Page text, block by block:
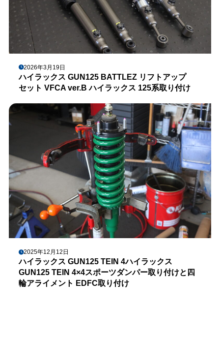
2026年3月19日
ハイラックス GUN125 BATTLEZ リフトアップ
セット VFCA ver.B ハイラックス 125系取り付け
2025年12月12日
ハイラックス GUN125 TEIN 4ハイラックス
GUN125 TEIN 4×4スポーツダンパー取り付けと四
輪アライメント EDFC取り付け